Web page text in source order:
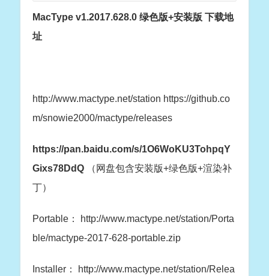
MacType v1.2017.628.0 绿色版+安装版 下载地
址
http://www.mactype.net/station https://github.co
m/snowie2000/mactype/releases
https://pan.baidu.com/s/1O6WoKU3TohpqY
Gixs78DdQ （网盘包含安装版+绿色版+渲染补
丁）
Portable： http://www.mactype.net/station/Porta
ble/mactype-2017-628-portable.zip
Installer： http://www.mactype.net/station/Relea